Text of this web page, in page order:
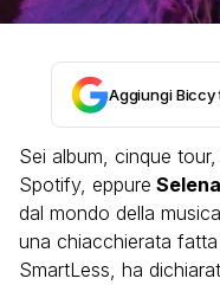
Aggiungi Biccy
Sei album, cinque
Spotify, eppure
dal mondo della
una chiacchierata
SmartLess, ha